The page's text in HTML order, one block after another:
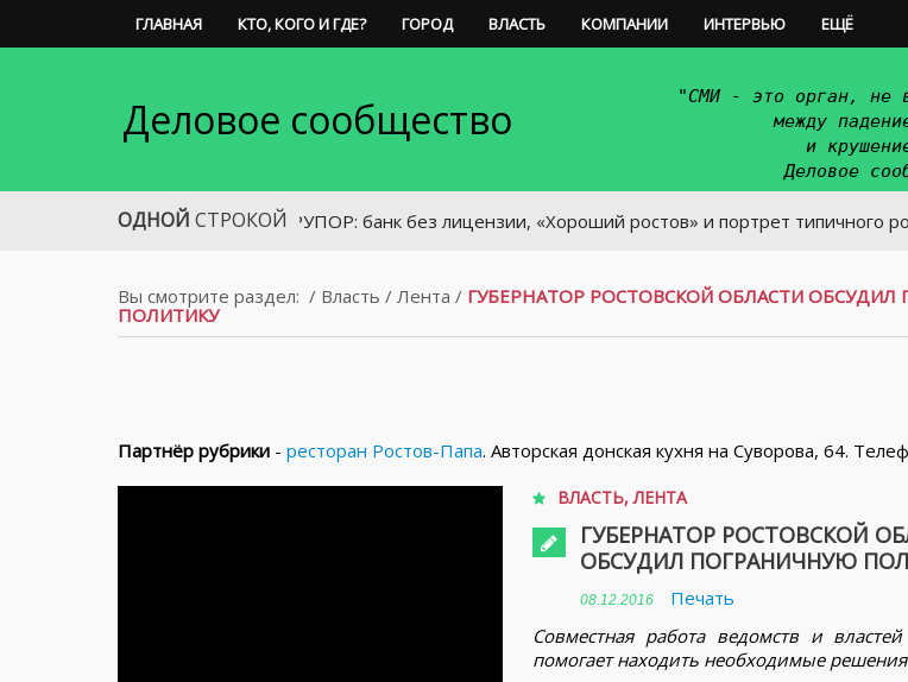
ГЛАВНАЯ КТО, КОГО И ГДЕ? ГОРОД ВЛАСТЬ КОМПАНИИ ИНТЕРВЬЮ ЕЩЁ
Деловое сообщество
"СМИ - это орган, не
между
и
Деловое
ОДНОЙ СТРОКОЙ
РУПОР: банк без лицензии, «Хороший ростов» и портрет типичного россиянина
Вы смотрите раздел: / Власть / Лента / ГУБЕРНАТОР РОСТОВСКОЙ ОБЛАСТИ
ПОЛИТИКУ
Партнёр рубрики - ресторан Ростов-Папа. Авторская донская кухня на Суворова, 64.
ВЛАСТЬ,ЛЕНТА
ГУБЕРНАТОР РОСТОВСКОЙ
ОБСУДИЛ ПОГРАНИЧНУЮ
08.12.2016
Печать
Совместная работа ведомств и
помогает находить необходимые решения